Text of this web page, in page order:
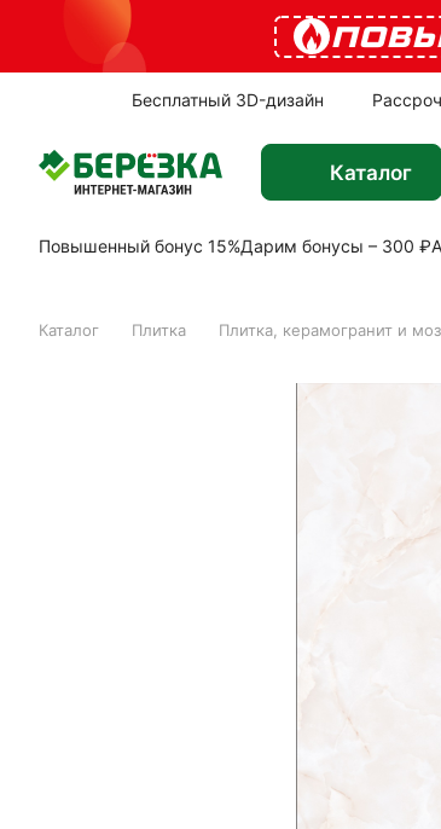
Бесплатный 3D-дизайн
Каталог
Повышенный бонус 15%Дарим бонусы – 300 ₽
Каталог Плитка Плитка, керамогранит и